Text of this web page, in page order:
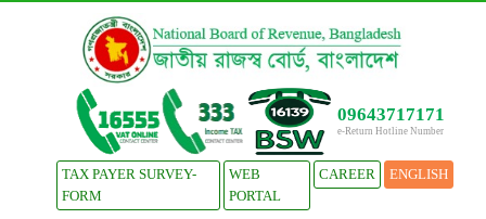
09643717171
e-Return Hotline Number
TAX PAYER SURVEY-
FORM
WEB
PORTAL
CAREER ENGLISH